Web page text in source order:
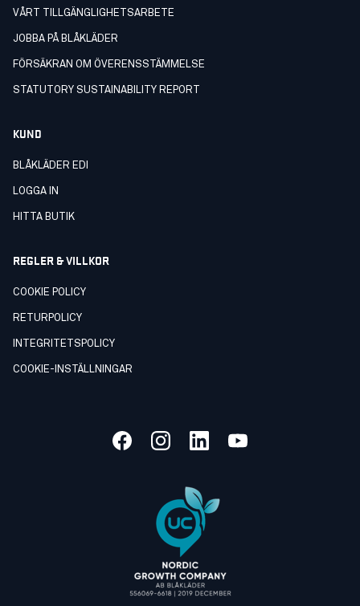
VÅRT TILLGÄNGLIGHETSARBETE
JOBBA PÅ BLÅKLÄDER
FÖRSÄKRAN OM ÖVERENSSTÄMMELSE
STATUTORY SUSTAINABILITY REPORT
KUND
BLÅKLÄDER EDI
LOGGA IN
HITTA BUTIK
REGLER & VILLKOR
COOKIE POLICY
RETURPOLICY
INTEGRITETSPOLICY
COOKIE-INSTÄLLNINGAR